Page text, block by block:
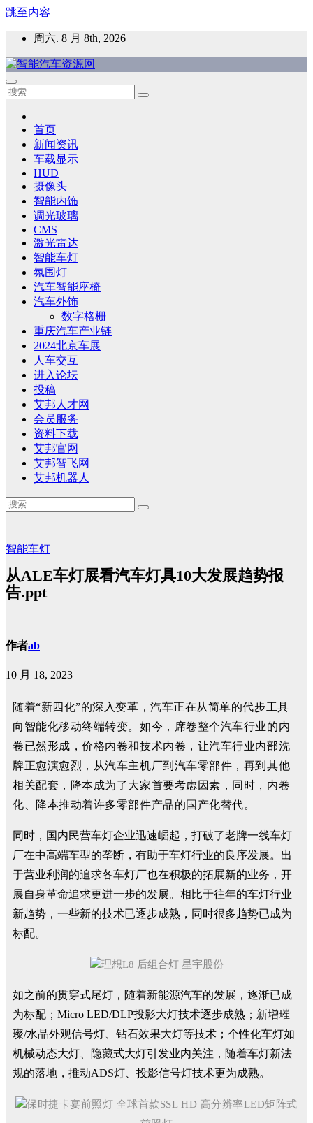
跳至内容
周六. 8 月 8th, 2026
智能汽车资源网
智能表面，智能内饰，新能源汽车，HMI，人车交互，智能车
首页
新闻资讯
车载显示
HUD
摄像头
智能内饰
调光玻璃
CMS
激光雷达
智能车灯
氛围灯
汽车智能座椅
汽车外饰
数字格栅
重庆汽车产业链
2024北京车展
人车交互
进入论坛
投稿
艾邦人才网
会员服务
资料下载
艾邦官网
艾邦智飞网
艾邦机器人
智能车灯
从ALE车灯展看汽车灯具10大发展趋势报
告.ppt
作者ab
10 月 18, 2023
随着“新四化”的深入变革，汽车正在从简单的代步工具
向智能化移动终端转变。 如今，席卷整个汽车行业的内
卷已然形成，价格内卷和技术内卷，让汽车行业内部洗
牌正愈演愈烈，从汽车主机厂到汽车零部件，再到其他
相关配套，降本成为了大家首要考虑因素，同时，内卷
化、降本推动着许多零部件产品的国产化替代。
同时，国内民营车灯企业迅速崛起，打破了老牌一线车灯
厂在中高端车型的垄断，有助于车灯行业的良序发展。出
于营业利润的追求各车灯厂也在积极的拓展新的业务，开
展自身革命追求更进一步的发展。相比于往年的车灯行业
新趋势，一些新的技术已逐步成熟，同时很多趋势已成为
标配。
理想L8 后组合灯 星宇股份
如之前的贯穿式尾灯，随着新能源汽车的发展，逐渐已成
为标配；Micro LED/DLP投影大灯技术逐步成熟；新增璀
璨/水晶外观信号灯、钻石效果大灯等技术；个性化车灯如
机械动态大灯、隐藏式大灯引发业内关注，随着车灯新法
规的落地，推动ADS灯、投影信号灯技术更为成熟。
保时捷卡宴前照灯 全球首款SSL|HD 高分辨率LED矩阵式